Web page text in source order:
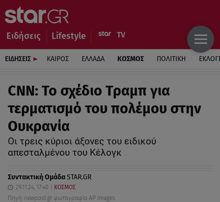
Ειδήσεις Lifestyle
ΕΙΔΗΣΕΙΣ ΚΑΙΡΟΣ ΕΛΛΑΔΑ ΚΟΣΜΟΣ ΠΟΛΙΤΙΚΗ
CNN: Το σχέδιο Τραμπ για
τερματισμό του πολέμου στην
Ουκρανία
Οι τρεις κύριοι άξονες του ειδικού
απεσταλμένου του Κέλογκ
Συντακτική ΟμάδαSTAR.GR
29.11.24, 17:40
ΚΟΣΜΟΣ
Πηγή: newpost.gr φωτογραφία AP Images